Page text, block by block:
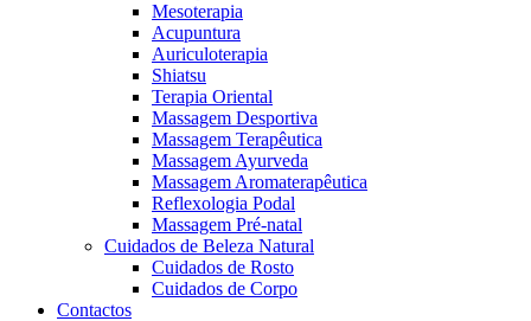
Mesoterapia
Acupuntura
Auriculoterapia
Shiatsu
Terapia Oriental
Massagem Desportiva
Massagem Terapêutica
Massagem Ayurveda
Massagem Aromaterapêutica
Reflexologia Podal
Massagem Pré-natal
Cuidados de Beleza Natural
Cuidados de Rosto
Cuidados de Corpo
Contactos